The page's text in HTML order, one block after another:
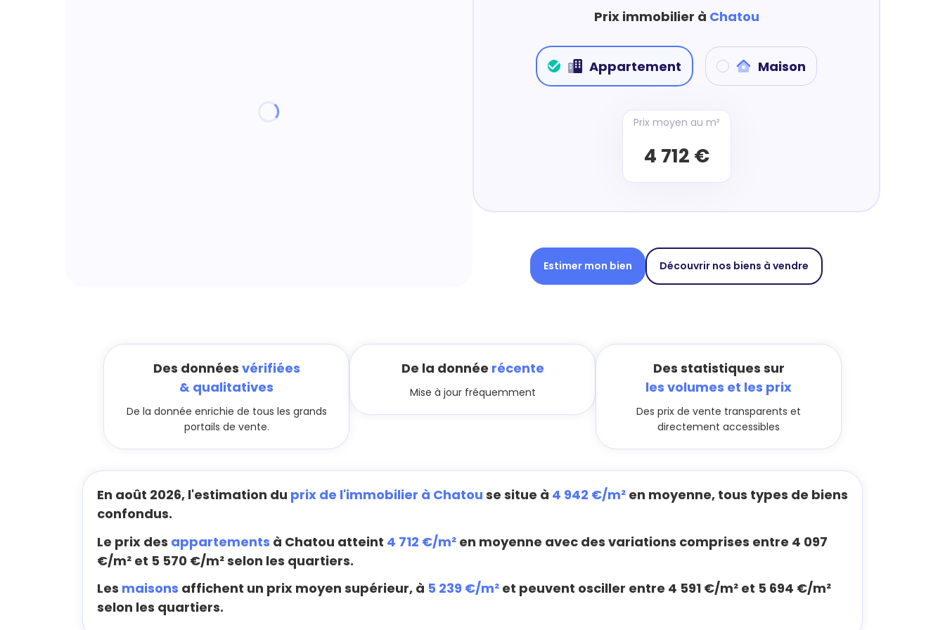
Prix immobilier à Chatou
Appartement Maison
Prix moyen au m²
4 712 €
Estimer mon bien Découvrir nos biens à vendre
Des données vérifiées
& qualitatives
De la donnée enrichie de tous les grands
portails de vente.
De la donnée récente
Mise à jour fréquemment
Des statistiques sur
les volumes et les prix
Des prix de vente transparents et
directement accessibles
En août 2026, l'estimation du prix de l'immobilier à Chatou se situe à 4 942 €/m² en moyenne, tous types de biens
confondus.
Le prix des appartements à Chatou atteint 4 712 €/m² en moyenne avec des variations comprises entre 4 097
€/m² et 5 570 €/m² selon les quartiers.
Les maisons affichent un prix moyen supérieur, à 5 239 €/m² et peuvent osciller entre 4 591 €/m² et 5 694 €/m²
selon les quartiers.